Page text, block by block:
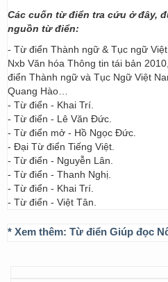
Các cuốn từ điển tra cứu ở đây,
nguồn từ điển:
- Từ điển Thành ngữ & Tục ngữ
Nxb Văn hóa Thông tin tái bản
điển Thành ngữ và Tục Ngữ Việt
Quang Hào…
- Từ điển - Khai Trí.
- Từ điển - Lê Văn Đức.
- Từ điển mở - Hồ Ngọc Đức.
- Đại Từ điển Tiếng Việt.
- Từ điển - Nguyễn Lân.
- Từ điển - Thanh Nghị.
- Từ điển - Khai Trí.
- Từ điển - Việt Tân.
* Xem thêm: Từ điển Giúp đọc